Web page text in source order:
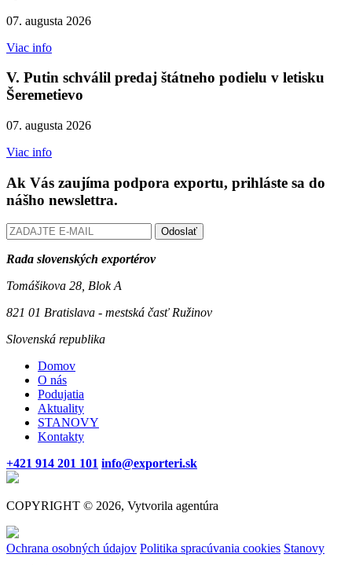
07. augusta 2026
Viac info
V. Putin schválil predaj štátneho podielu v letisku
Šeremetievo
07. augusta 2026
Viac info
Ak Vás zaujíma podpora exportu, prihláste sa do
nášho newslettra.
Odoslať
Rada slovenských exportérov
Tomášikova 28, Blok A
821 01 Bratislava - mestská časť Ružinov
Slovenská republika
Domov
O nás
Podujatia
Aktuality
STANOVY
Kontakty
+421 914 201 101 info@exporteri.sk
COPYRIGHT © 2026, Vytvorila agentúra
Ochrana osobných údajov Politika spracúvania cookies Stanovy